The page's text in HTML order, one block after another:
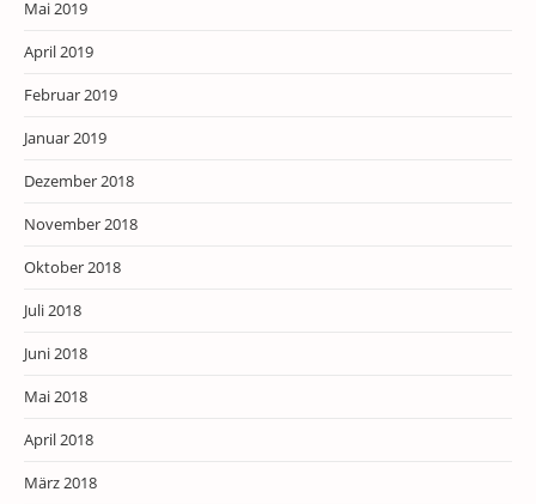
Mai 2019
April 2019
Februar 2019
Januar 2019
Dezember 2018
November 2018
Oktober 2018
Juli 2018
Juni 2018
Mai 2018
April 2018
März 2018